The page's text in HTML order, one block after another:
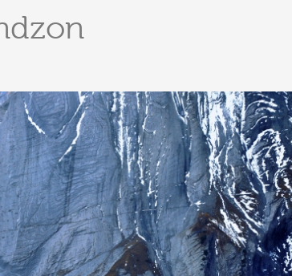
Randonnées
Accès